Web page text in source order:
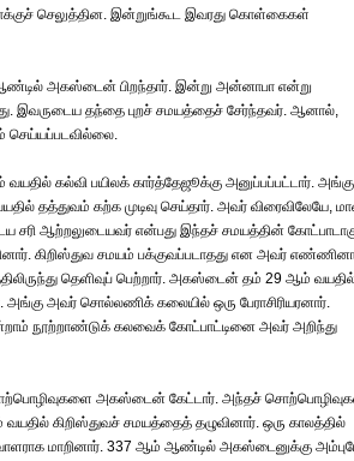
செலுத்தின. இன்றுங்கூட இவரது கொள்கைகள்
அகஸ்டைன் பிறந்தார். இன்று அன்னாபா என்று
இவருடைய தந்தை புறச் சமயத்தைச் சேர்ந்தவர். ஆனால்,
செய்யப்படவில்லை.
கல்வி பயிலக் கார்த்தேஜூக்கு அனுப்பப்பட்டார். அங்கு
தத்துவம் கற்க முடிவு செய்தார். அவர் விரைவிலேயே,
சரி ஆற்றலுடையவர் என்பது இந்தச் சமயத்தின்
கிறிஸ்துவ சமயம் பக்குவப்படாதது என அவர்
தெளிவுப் பெற்றார். அகஸ்டைன் தம் 29 ஆம்
அங்கு அவர் சொல்லணிக் கலையில் ஒரு பேராசிரியரனார்.
நூற்றாண்டுக் கலவைக் கோட்பாட்டினை அவர் அறிந்து
அகஸ்டைன் கேட்டார். அந்தச்
கிறிஸ்துவச் சமயத்தைத் தழுவினார். ஒரு காலத்தில்
மாறினார். 337 ஆம் ஆண்டில் அகஸ்டைனுக்கு